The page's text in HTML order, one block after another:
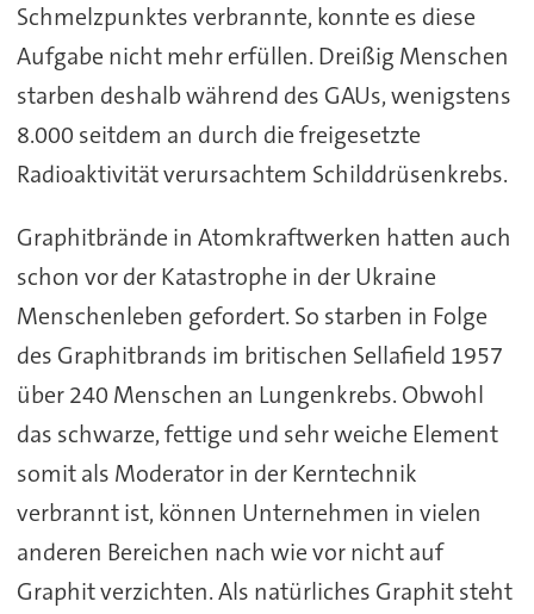
Schmelzpunktes verbrannte, konnte es diese
Aufgabe nicht mehr erfüllen. Dreißig Menschen
starben deshalb während des GAUs, wenigstens
8.000 seitdem an durch die freigesetzte
Radioaktivität verursachtem Schilddrüsenkrebs.
Graphitbrände in Atomkraftwerken hatten auch
schon vor der Katastrophe in der Ukraine
Menschenleben gefordert. So starben in Folge
des Graphitbrands im britischen Sellafield 1957
über 240 Menschen an Lungenkrebs. Obwohl
das schwarze, fettige und sehr weiche Element
somit als Moderator in der Kerntechnik
verbrannt ist, können Unternehmen in vielen
anderen Bereichen nach wie vor nicht auf
Graphit verzichten. Als natürliches Graphit steht